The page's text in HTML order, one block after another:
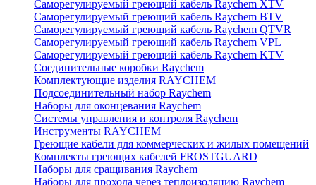
Саморегулируемый греющий кабель Raychem XTV
Саморегулируемый греющий кабель Raychem BTV
Саморегулируемый греющий кабель Raychem QTVR
Саморегулируемый греющий кабель Raychem VPL
Саморегулируемый греющий кабель Raychem KTV
Соединительные коробки Raychem
Комплектующие изделия RAYCHEM
Подсоединительный набор Raychem
Наборы для оконцевания Raychem
Системы управления и контроля Raychem
Инструменты RAYCHEM
Греющие кабели для коммерческих и жилых помещений
Комплекты греющих кабелей FROSTGUARD
Наборы для сращивания Raychem
Наборы для прохода через теплоизоляцию Raychem